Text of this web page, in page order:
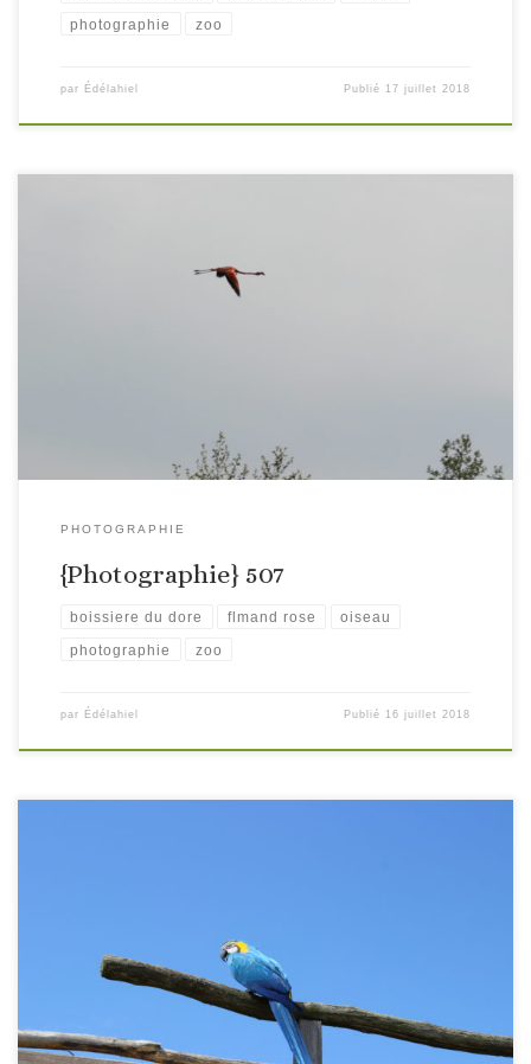
photographie zoo
par Édélahiel Publié 17 juillet 2018
PHOTOGRAPHIE
{Photographie} 507
boissiere du dore flmand rose oiseau
photographie zoo
par Édélahiel Publié 16 juillet 2018